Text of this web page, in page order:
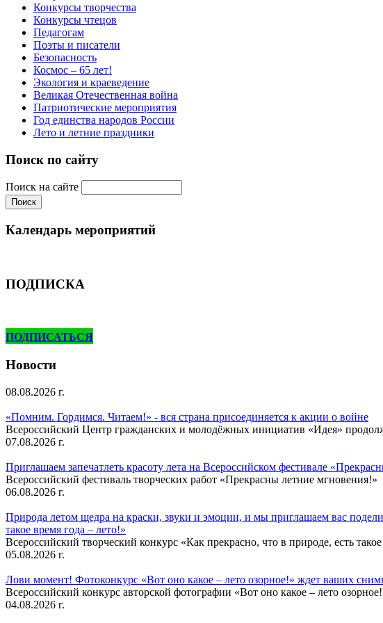
Конкурсы творчества
Конкурсы чтецов
Педагогам
Поэты и писатели
Безопасность
Космос – 65 лет!
Экология и краеведение
Великая Отечественная война
Патриотические мероприятия
Год единства народов России
Лето и летние праздники
Поиск по сайту
Поиск на сайте
Календарь мероприятий
ПОДПИСКА
ПОДПИСАТЬСЯ
Новости
08.08.2026 г.
«Помним. Гордимся. Читаем!» - вся страна присоединяется к акции о войне
Всероссийский Центр гражданских и молодёжных инициатив «Идея»
07.08.2026 г.
Приглашаем запечатлеть красоту лета на Всероссийском фестивале
Всероссийский фестиваль творческих работ «Прекрасны летние мгновения!»
06.08.2026 г.
Природа летом щедра на краски, звуки и эмоции, и мы приглашаем вас
такое время года – лето!»
Всероссийский творческий конкурс «Как прекрасно, что в природе, есть
05.08.2026 г.
Лови момент! Фотоконкурс «Вот оно какое – лето озорное!» ждет ваших
Всероссийский конкурс авторской фотографии «Вот оно какое – лето
04.08.2026 г.